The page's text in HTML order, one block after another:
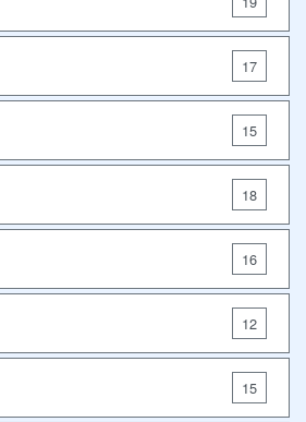
17
15
18
16
12
15